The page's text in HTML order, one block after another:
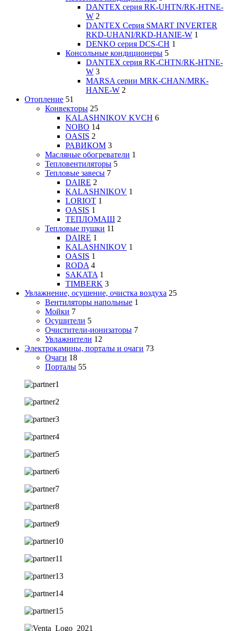
DANTEX cерия RK-UHTN/RK-HTNE-
W 2
DANTEX Серия SMART INVERTER
RKD-UHANI/RKD-HANIE-W 1
DENKO серия DCS-CH 1
Консольные кондиционеры 5
DANTEX cерия RK-CHTN/RK-HTNE-
W 3
MARSA серии MRK-СHAN/MRK-
HANE-W 2
Отопление 51
Конвекторы 25
KALASHNIKOV KVCH 6
NOBO 14
OASIS 2
РАВИКОМ 3
Масляные обогреватели 1
Тепловентиляторы 5
Тепловые завесы 7
DAIRE 2
KALASHNIKOV 1
LORIOT 1
OASIS 1
ТЕПЛОМАШ 2
Тепловые пушки 11
DAIRE 1
KALASHNIKOV 1
OASIS 1
RODA 4
SAKATA 1
TIMBERK 3
Увлажнение, осушение, очистка воздуха 25
Вентиляторы напольные 1
Мойки 7
Осушители 5
Очистители-ионизаторы 7
Увлажнители 12
Электрокамины, порталы и очаги 73
Очаги 18
Порталы 55